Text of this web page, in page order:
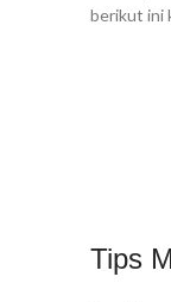
berikut ini
Tips